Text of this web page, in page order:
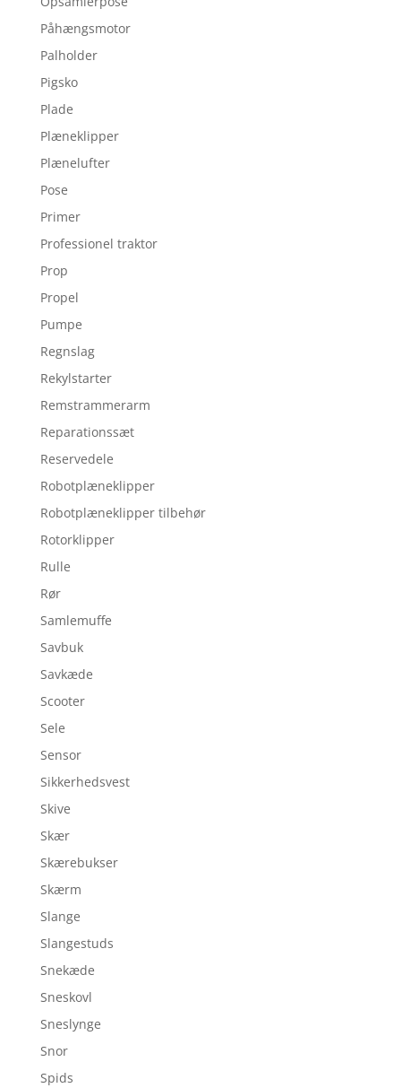
Påhængsmotor
Palholder
Pigsko
Plade
Plæneklipper
Plænelufter
Pose
Primer
Professionel traktor
Prop
Propel
Pumpe
Regnslag
Rekylstarter
Remstrammerarm
Reparationssæt
Reservedele
Robotplæneklipper
Robotplæneklipper tilbehør
Rotorklipper
Rulle
Rør
Samlemuffe
Savbuk
Savkæde
Scooter
Sele
Sensor
Sikkerhedsvest
Skive
Skær
Skærebukser
Skærm
Slange
Slangestuds
Snekæde
Sneskovl
Sneslynge
Snor
Spids